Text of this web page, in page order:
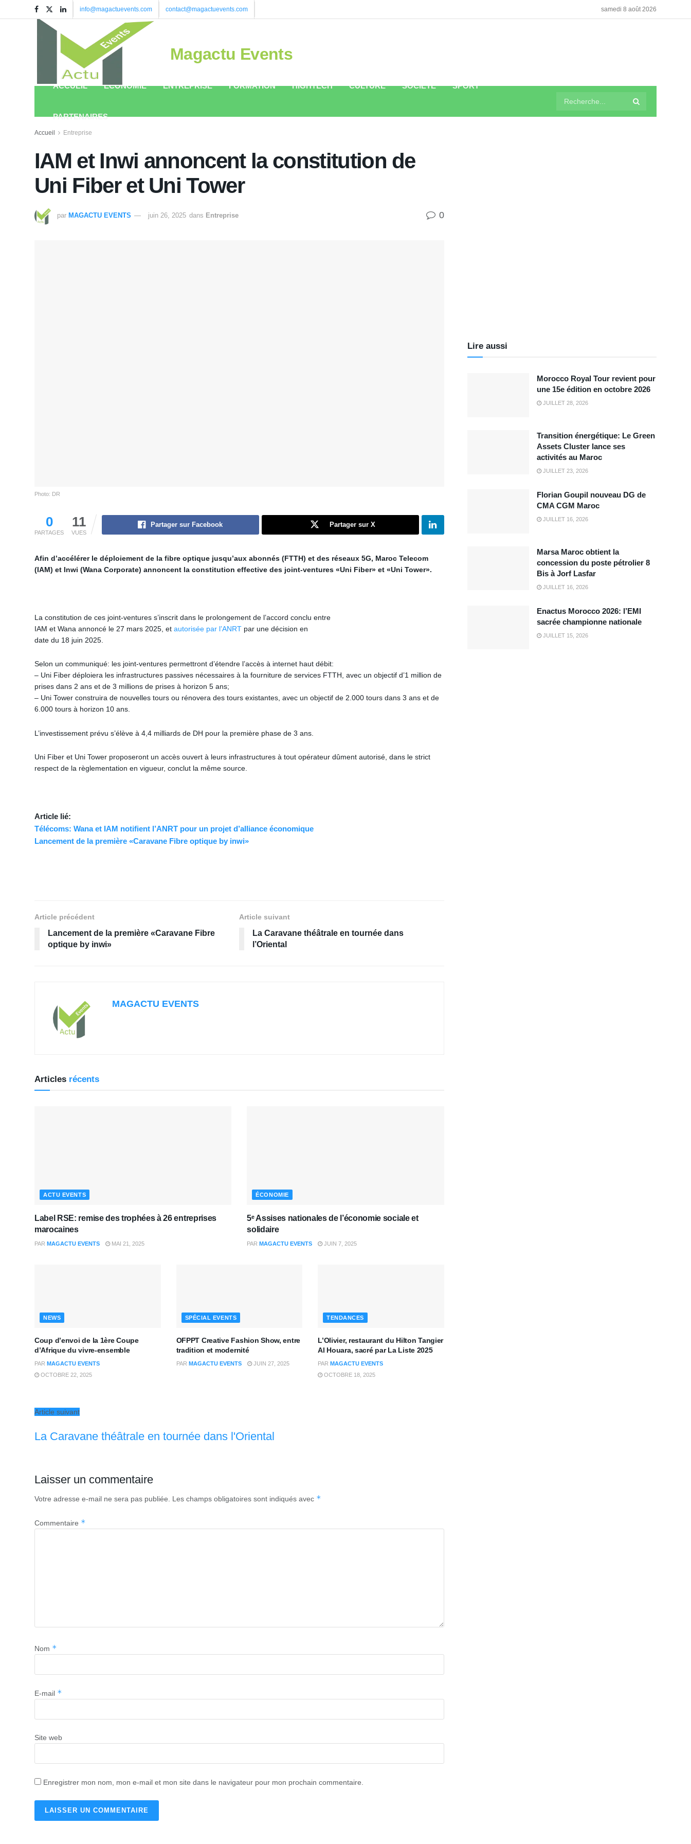
info@magactuevents.com contact@magactuevents.com samedi 8 août 2026
Magactu Events
ACCUEIL ÉCONOMIE ENTREPRISE FORMATION HIGHTECH CULTURE SOCIÉTÉ SPORT
PARTENAIRES
Accueil Entreprise
IAM et Inwi annoncent la constitution de
Uni Fiber et Uni Tower
par MAGACTU EVENTS juin 26, 2025 dans Entreprise 0
Photo: DR
0
PARTAGES
11
VUES
Partager sur Facebook Partager sur X
Afin d’accélérer le déploiement de la fibre optique jusqu’aux abonnés (FTTH) et des réseaux 5G, Maroc Telecom
(IAM) et Inwi (Wana Corporate) annoncent la constitution effective des joint-ventures «Uni Fiber» et «Uni Tower».
La constitution de ces joint-ventures s’inscrit dans le prolongement de l’accord conclu entre
IAM et Wana annoncé le 27 mars 2025, et autorisée par l’ANRT par une décision en
date du 18 juin 2025.
Selon un communiqué: les joint-ventures permettront d’étendre l’accès à internet haut débit:
– Uni Fiber déploiera les infrastructures passives nécessaires à la fourniture de services FTTH, avec un objectif d’1 million de
prises dans 2 ans et de 3 millions de prises à horizon 5 ans;
– Uni Tower construira de nouvelles tours ou rénovera des tours existantes, avec un objectif de 2.000 tours dans 3 ans et de
6.000 tours à horizon 10 ans.
L’investissement prévu s’élève à 4,4 milliards de DH pour la première phase de 3 ans.
Uni Fiber et Uni Tower proposeront un accès ouvert à leurs infrastructures à tout opérateur dûment autorisé, dans le strict
respect de la règlementation en vigueur, conclut la même source.
Article lié:
Télécoms: Wana et IAM notifient l’ANRT pour un projet d’alliance économique
Lancement de la première «Caravane Fibre optique by inwi»
Article précédent
Lancement de la première «Caravane Fibre
optique by inwi»
Article suivant
La Caravane théâtrale en tournée dans
l’Oriental
MAGACTU EVENTS
Articles récents
ACTU EVENTS
Label RSE: remise des trophées à 26 entreprises
marocaines
PAR MAGACTU EVENTS MAI 21, 2025
ÉCONOMIE
5ᵉ Assises nationales de l’économie sociale et
solidaire
PAR MAGACTU EVENTS JUIN 7, 2025
NEWS
Coup d’envoi de la 1ère Coupe
d’Afrique du vivre-ensemble
PAR MAGACTU EVENTS
OCTOBRE 22, 2025
SPÉCIAL EVENTS
OFPPT Creative Fashion Show, entre
tradition et modernité
PAR MAGACTU EVENTS JUIN 27, 2025
TENDANCES
L’Olivier, restaurant du Hilton Tangier
Al Houara, sacré par La Liste 2025
PAR MAGACTU EVENTS
OCTOBRE 18, 2025
Article suivant
La Caravane théâtrale en tournée dans l'Oriental
Laisser un commentaire
Votre adresse e-mail ne sera pas publiée. Les champs obligatoires sont indiqués avec *
Commentaire *
Nom *
E-mail *
Site web
Enregistrer mon nom, mon e-mail et mon site dans le navigateur pour mon prochain commentaire.
Lire aussi
Morocco Royal Tour revient pour
une 15e édition en octobre 2026
JUILLET 28, 2026
Transition énergétique: Le Green
Assets Cluster lance ses
activités au Maroc
JUILLET 23, 2026
Florian Goupil nouveau DG de
CMA CGM Maroc
JUILLET 16, 2026
Marsa Maroc obtient la
concession du poste pétrolier 8
Bis à Jorf Lasfar
JUILLET 16, 2026
Enactus Morocco 2026: l’EMI
sacrée championne nationale
JUILLET 15, 2026